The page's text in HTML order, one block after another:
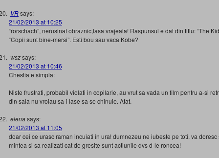
VRsays:
21/02/2013 at 10:25
“rorschach”, nerusinat obraznic,lasa vrajeala! Raspunsul e dat din titlu: “The
“Copii sunt bine-mersi”. Esti bou sau vaca Kobe?
wszsays:
21/02/2013 at 10:46
Chestia e simpla:
Niste frustrati, probabil violati in copilarie, au vrut sa vada un film pentru a-si
din sala nu vroiau sa-i lase sa se chinuie. Atat.
elenasays:
21/02/2013 at 11:05
doar cei ce urasc raman incuiati in ura! dumnezeu ne iubeste pe toti. va
mintea si sa realizati cat de gresite sunt actiunile dvs d-le roncea!